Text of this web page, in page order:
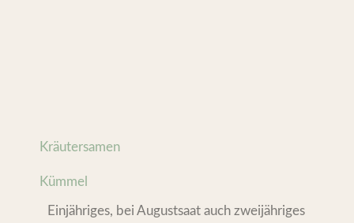
Kräutersamen
Kümmel
Einjähriges, bei Augustsaat auch zweijähriges